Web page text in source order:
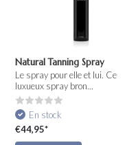
Natural Tanning Spray
Le spray pour elle et lui. Ce
luxueux spray bron...
En stock
€44,95*